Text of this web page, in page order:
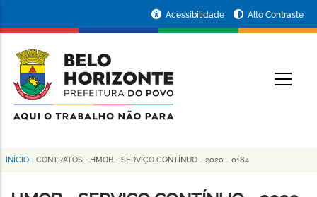
conteúdo
principal
da
Prefeitura
de
Horizonte
Acessibilidade Alto Contraste
Trilha
de
INÍCIO - CONTRATOS - HMOB - SERVIÇO CONTÍNUO - 2020 - 0184